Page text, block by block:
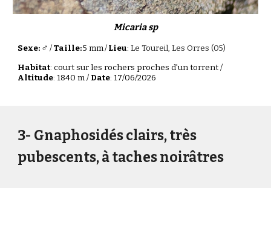
Micaria sp
Sexe: ♂ /Taille:5 mm/Lieu:Le Toureil, Les Orres (05)
Habitat: court sur les rochers proches d'un torrent /
Altitude: 1840 m / Date: 17/06/2026
3- Gnaphosidésclairs, très
pubescents, à taches noirâtres